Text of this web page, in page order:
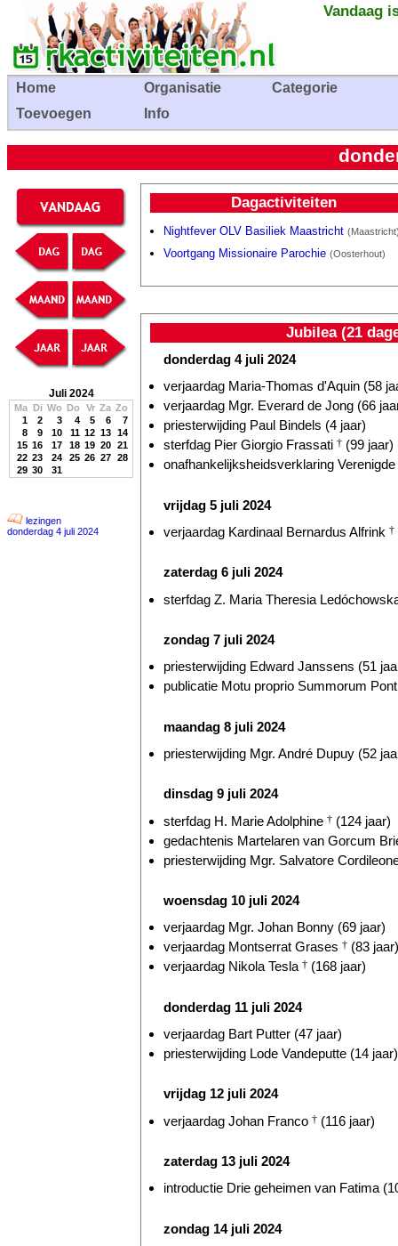
Vandaag
Home Organisatie
Categorie
Toevoegen
Info
Juli 2024
Ma Di Wo Do Vr Za Zo
1
2 3 4 5 6
7
8
9 10 11 12 13 14
15 16 17 18 19 20 21
22 23 24 25 26 27 28
29 30 31
lezingen
donderdag 4 juli 2024
Dagactiviteiten
Nightfever OLV Basiliek Maastricht
Voortgang Missionaire Parochie (Oosterhout)
Jubilea (21
donderdag 4 juli 2024
verjaardag Maria-Thomas d'Aquin (58
verjaardag Mgr. Everard de Jong (66
priesterwijding Paul Bindels (4 jaar)
sterfdag Pier Giorgio Frassati † (99 jaar)
onafhankelijksheidsverklaring
vrijdag 5 juli 2024
verjaardag Kardinaal Bernardus Alfrink †
zaterdag 6 juli 2024
sterfdag Z. Maria Theresia
zondag 7 juli 2024
priesterwijding Edward Janssens (51
publicatie Motu proprio Summorum
maandag 8 juli 2024
priesterwijding Mgr. André Dupuy (52
dinsdag 9 juli 2024
sterfdag H. Marie Adolphine † (124 jaar)
gedachtenis Martelaren van Gorcum
priesterwijding Mgr. Salvatore
woensdag 10 juli 2024
verjaardag Mgr. Johan Bonny (69 jaar)
verjaardag Montserrat Grases † (83 jaar)
verjaardag Nikola Tesla † (168 jaar)
donderdag 11 juli 2024
verjaardag Bart Putter (47 jaar)
priesterwijding Lode Vandeputte (14 jaar)
vrijdag 12 juli 2024
verjaardag Johan Franco † (116 jaar)
zaterdag 13 juli 2024
introductie Drie geheimen van Fatima
zondag 14 juli 2024